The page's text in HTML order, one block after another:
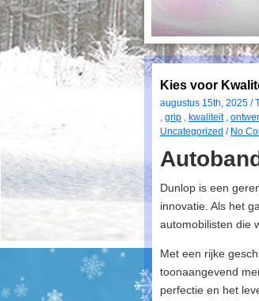
Kies voor
augustus 15th, 2025 /
, grip , kwaliteit,
Uncategorized / No
Dunlop is een
innovatie. Als het
automobilisten die
Met een rijke
toonaangevend
perfectie en het